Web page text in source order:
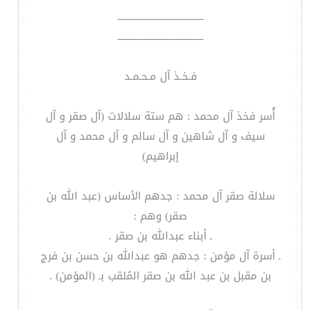
ــــــــــــــــــــــــــــــــــــــــ
ــــــــــــــــــــــــــــــــــــــــ
فـخـذ آل مـحـمـد
أُسر فخذ آل محمد : هم ستة سلالات (آل صقر و آل
سيف و آل شاهين و آل سالم و آل محمد و آل
إبراهيم)
سلالة صقر آل محمد : جدهم الأساس (عبد الله بن
صقر) وهم :
ـ أبناء عبدالله بن صقر .
ـ أسرة آل مؤمن : جدهم هو عبدالله بن حسن بن فرج
بن مقبل بن عبد الله بن صقر المُلقب بـ (المؤمن) .